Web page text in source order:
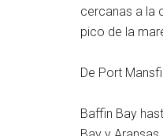
cercanas a la
pico de la
De Port
Baffin Bay